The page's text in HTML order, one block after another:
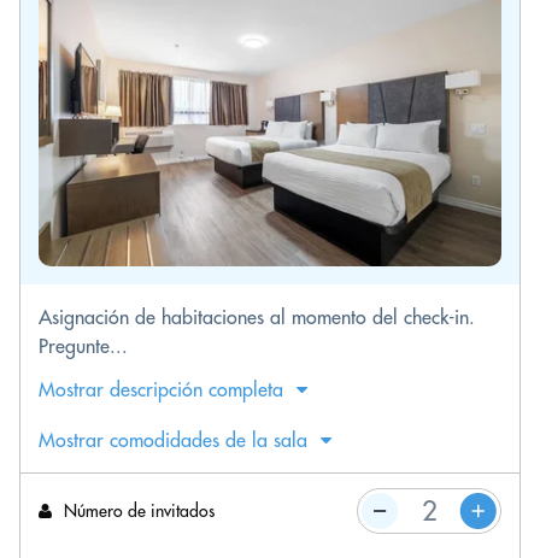
Asignación de habitaciones al momento del check-in.
Pregunte...
Mostrar descripción completa
Mostrar comodidades de la sala
Número de invitados